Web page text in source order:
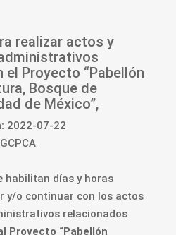
realizar actos y
Proyecto “Pabellón
Bosque de
de México”,
2022-07-22
habilitan días y horas
y/o continuar con los actos
relacionados
Proyecto “Pabellón